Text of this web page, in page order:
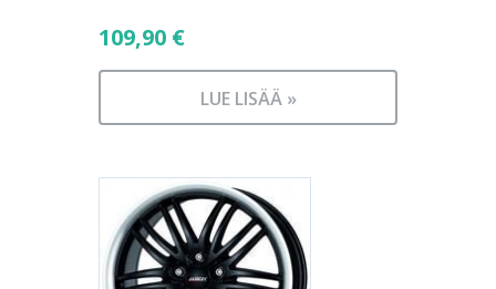
109,90 €
LUE LISÄÄ »